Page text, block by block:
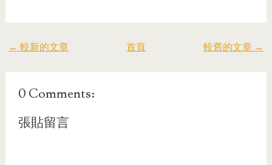
← 較新的文章 較舊的文章 →
首頁
0 Comments:
張貼留言